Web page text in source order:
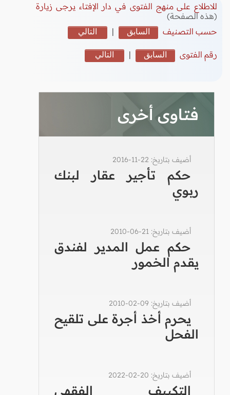
للاطلاع على منهج الفتوى في دار الإفتاء يرجى زيارة
(هذه الصفحة)
حسب التصنيف
السابق | التالي
رقم الفتوى السابق | التالي
فتاوى أخرى
أضيف بتاريخ: 22-11-2016
حكم تأجير عقار لبنك
ربوي
أضيف بتاريخ: 21-06-2010
حكم عمل المدير لفندق
يقدم الخمور
أضيف بتاريخ: 09-02-2010
يحرم أخذ أجرة على تلقيح
الفحل
أضيف بتاريخ: 20-02-2022
التكييف الفقهي